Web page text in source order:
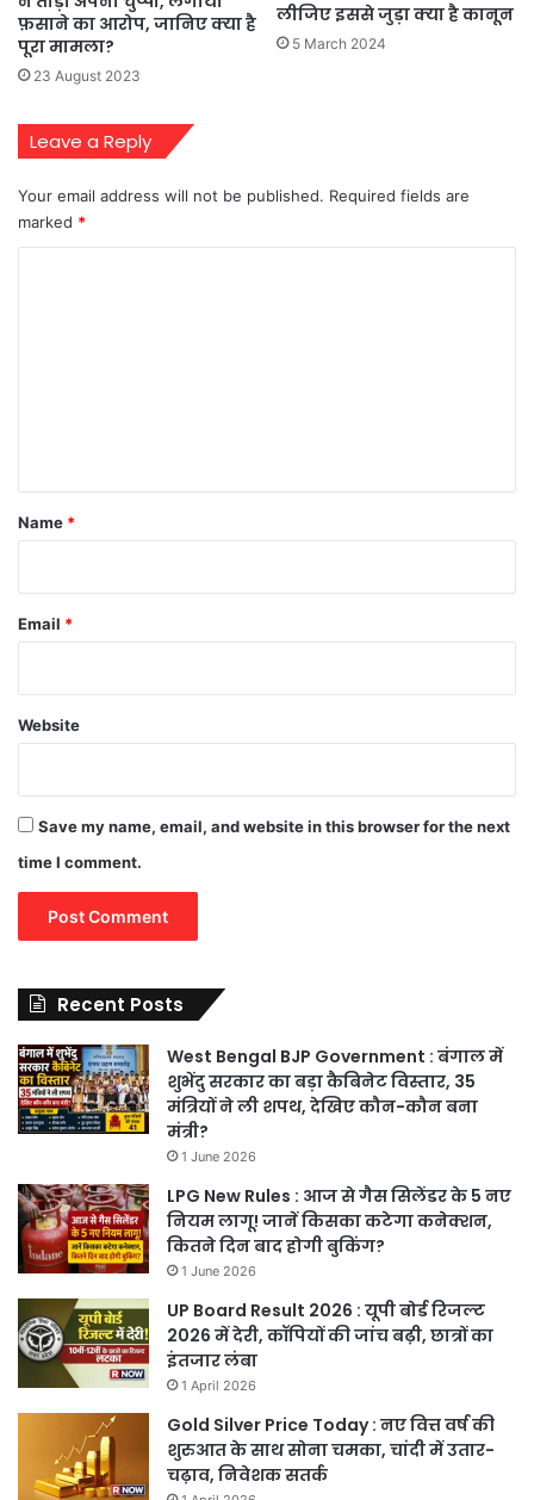
फ़साने का आरोप, जानिए क्या है
पूरा मामला?
23 August 2023
लीजिए इससे जुड़ा क्या है कानून
5 March 2024
Leave a Reply
Your email address will not be published. Required fields are
marked *
*
Name *
Email *
Website
Save my name, email, and website in this browser for the next
time I comment.
Recent Posts
West Bengal BJP Government : बंगाल में
शुभेंदु सरकार का बड़ा कैबिनेट विस्तार, 35
मंत्रियों ने ली शपथ, देखिए कौन-कौन बना
मंत्री?
1 June 2026
LPG New Rules : आज से गैस सिलेंडर के 5 नए
नियम लागू! जानें किसका कटेगा कनेक्शन,
कितने दिन बाद होगी बुकिंग?
1 June 2026
UP Board Result 2026 : यूपी बोर्ड रिजल्ट
2026 में देरी, कॉपियों की जांच बढ़ी, छात्रों का
इंतजार लंबा
1 April 2026
Gold Silver Price Today : नए वित्त वर्ष की
शुरुआत के साथ सोना चमका, चांदी में उतार-
चढ़ाव, निवेशक सतर्क